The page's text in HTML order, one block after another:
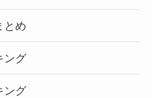
とめ
ング
ング